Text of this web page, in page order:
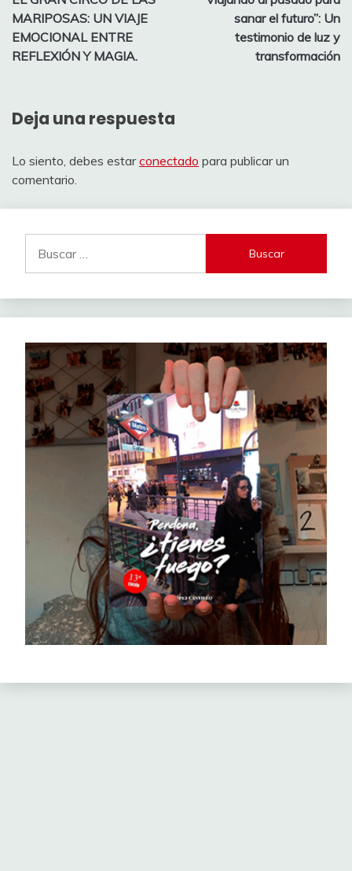
de
entradas
MARIPOSAS: UN VIAJE
EMOCIONAL ENTRE
REFLEXIÓN Y MAGIA.
sanar el futuro”: Un
testimonio de luz y
transformación
Deja una respuesta
Lo siento, debes estarconectado para publicar un
comentario.